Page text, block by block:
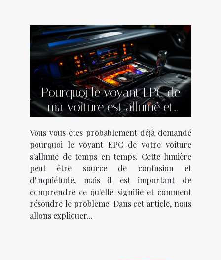
Pourquoi le voyant EPC de
ma voiture est allumé et
comment faire ?
Vous vous êtes probablement déjà demandé
pourquoi le voyant EPC de votre voiture
s'allume de temps en temps. Cette lumière
peut être source de confusion et
d'inquiétude, mais il est important de
comprendre ce qu'elle signifie et comment
résoudre le problème. Dans cet article, nous
allons expliquer...